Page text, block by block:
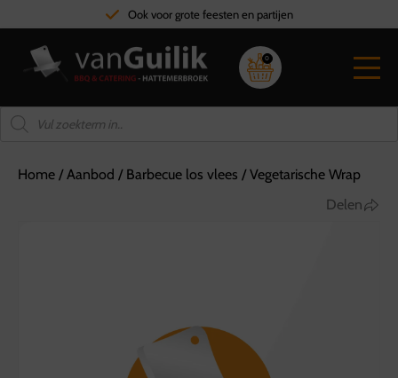
Ook voor grote feesten en partijen
0
Home /Aanbod / Barbecue los vlees /Vegetarische Wrap
Delen